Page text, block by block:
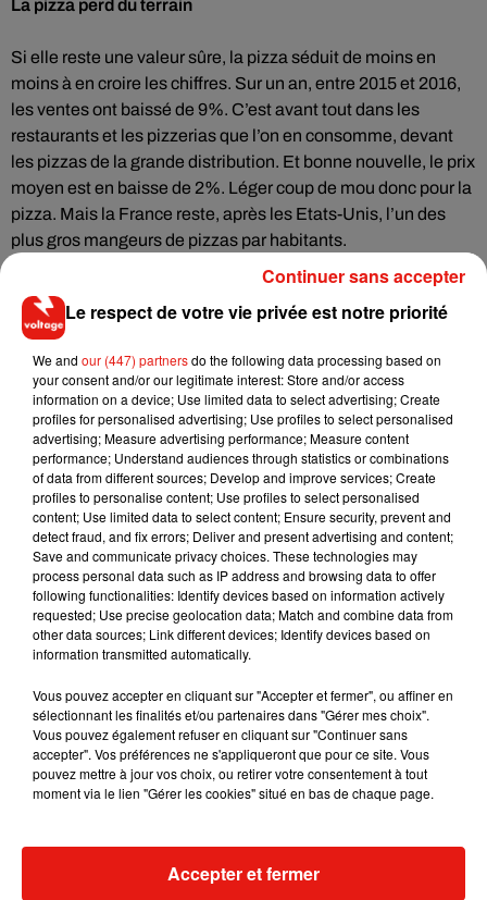
La pizza perd du terrain
Si elle reste une valeur sûre, la pizza séduit de moins en
moins à en croire les chiffres. Sur un an, entre 2015 et 2016,
les ventes ont baissé de 9%. C’est avant tout dans les
restaurants et les pizzerias que l’on en consomme, devant
les pizzas de la grande distribution. Et bonne nouvelle, le prix
moyen est en baisse de 2%. Léger coup de mou donc pour la
pizza. Mais la France reste, après les Etats-Unis, l’un des
plus gros mangeurs de pizzas par habitants.
7 août 2026
RÜFÜS DU SOL annonce un nouvel
album après sa tournée mondiale
7 août 2026
Angèle et Amélie Lens dévoilent leur
collaboration tant attendue
6 août 2026
Il y a 10 ans, DJ Snake changeait de
dimension avec son premier...
leur mixtape créée en...
Le respect de votre vie privée est notre priorité
We and our (447) partnersdo the following data processing based on
your consent and/or our legitimate interest: Store and/or access
information on a device; Use limited data to select advertising; Create
profiles for personalised advertising; Use profiles to select personalised
advertising; Measure advertising performance; Measure content
performance; Understand audiences through statistics or combinations
of data from different sources; Develop and improve services; Create
profiles to personalise content; Use profiles to select personalised
content; Use limited data to select content; Ensure security, prevent and
detect fraud, and fix errors; Deliver and present advertising and content;
Save and communicate privacy choices. These technologies may
process personal data such as IP address and browsing data to offer
following functionalities: Identify devices based on information actively
requested; Use precise geolocation data; Match and combine data from
other data sources; Link different devices; Identify devices based on
information transmitted automatically.
Vous pouvez accepter en cliquant sur "Accepter et fermer", ou affiner en
sélectionnant les finalités et/ou partenaires dans "Gérer mes choix".
Vous pouvez également refuser en cliquant sur "Continuer sans
accepter". Vos préférences ne s'appliqueront que pour ce site. Vous
pouvez mettre à jour vos choix, ou retirer votre consentement à tout
moment via le lien "Gérer les cookies" situé en bas de chaque page.
Accepter et fermer
Continuer sans accepter